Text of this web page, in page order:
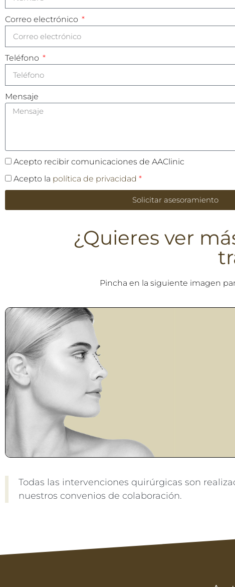
Correo electrónico
Teléfono
Mensaje
Acepto recibir comunicaciones de AAClinic
Acepto la política de privacidad *
Solicitar asesoramiento
¿Quieres ver
Pincha en la siguiente imagen
Todas las intervenciones quirúrgicas son
nuestros convenios de colaboración.